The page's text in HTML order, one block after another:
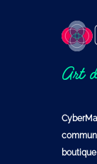
Art
boutique